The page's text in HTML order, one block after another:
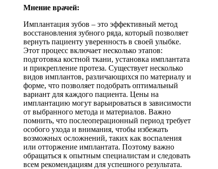
Мнение врачей:
Имплантация зубов – это эффективный метод
восстановления зубного ряда, который позволяет
вернуть пациенту уверенность в своей улыбке.
Этот процесс включает несколько этапов:
подготовка костной ткани, установка имплантата
и прикрепление протеза. Существует несколько
видов имплантов, различающихся по материалу и
форме, что позволяет подобрать оптимальный
вариант для каждого пациента. Цены на
имплантацию могут варьироваться в зависимости
от выбранного метода и материалов. Важно
помнить, что послеоперационный период требует
особого ухода и внимания, чтобы избежать
возможных осложнений, таких как воспаления
или отторжение имплантата. Поэтому важно
обращаться к опытным специалистам и следовать
всем рекомендациям для успешного результата.